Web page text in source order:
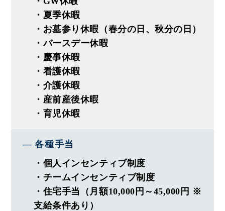
お客様の理想や想いを汲み取って、
上質で豊かなライフスタイルを
提供する提案型のスタイルです。
今まで様々な制限があり提案できなかった
アイディアも、オノヤでなら実現可能の
チャンスです！裁量権のある環境で、
あなたのアイディアを形にしませんか？
◆ オノヤってどんな会社◆
―〈 実績 〉―
・リフォーム売上15年連続東北No.1
・成長率毎年110%更新中！
・デザインコンテスト全国1位7冠
・夏季休暇
・お墓参り休暇（春分の日、秋分の日）
・バースデー休暇
・慶事休暇
・看護休暇
・介護休暇
・産前産後休暇
・育児休暇
各種手当
・個人インセンティブ制度
・チームインセンティブ制度
・住宅手当（月額10,000円～45,000円 ※
支給条件あり）